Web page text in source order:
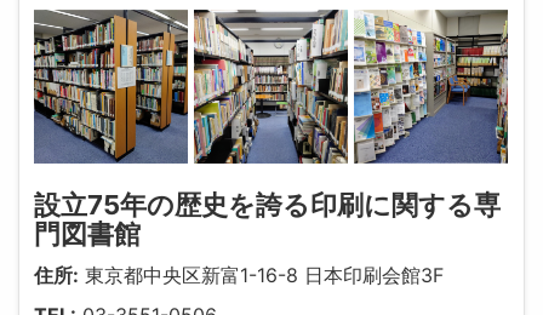
設立75年の歴史を誇る印刷に関する専
門図書館
住所: 東京都中央区新富1-16-8 日本印刷会館3F